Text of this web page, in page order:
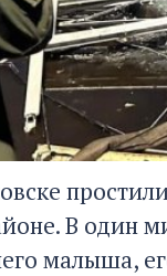
В один
малыша,